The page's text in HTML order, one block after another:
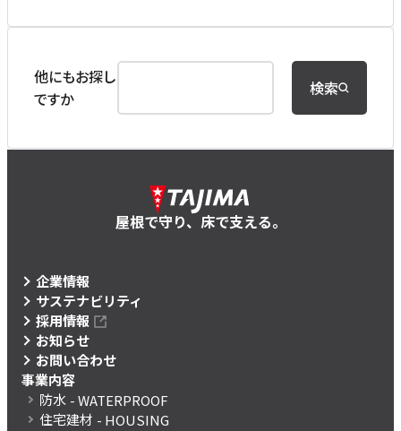
他にもお探し
ですか
検索
屋根で守り、床で支える。
企業情報
サステナビリティ
採用情報
お知らせ
お問い合わせ
事業内容
防水 - WATERPROOF
住宅建材 - HOUSING